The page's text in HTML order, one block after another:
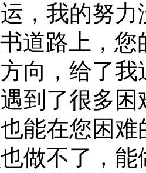
，我的努
路上，您
向，给了
到了很多
能在您困
做不了，